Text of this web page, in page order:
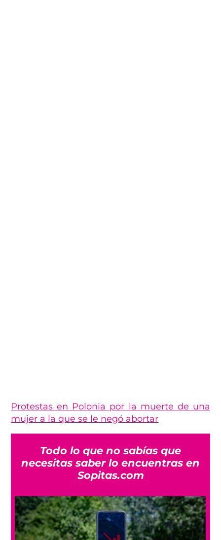
Protestas en Polonia por la muerte de una
mujer a la que se le negó abortar
Todo lo que no sabías que
necesitas saber lo encuentras en
Sopitas.com